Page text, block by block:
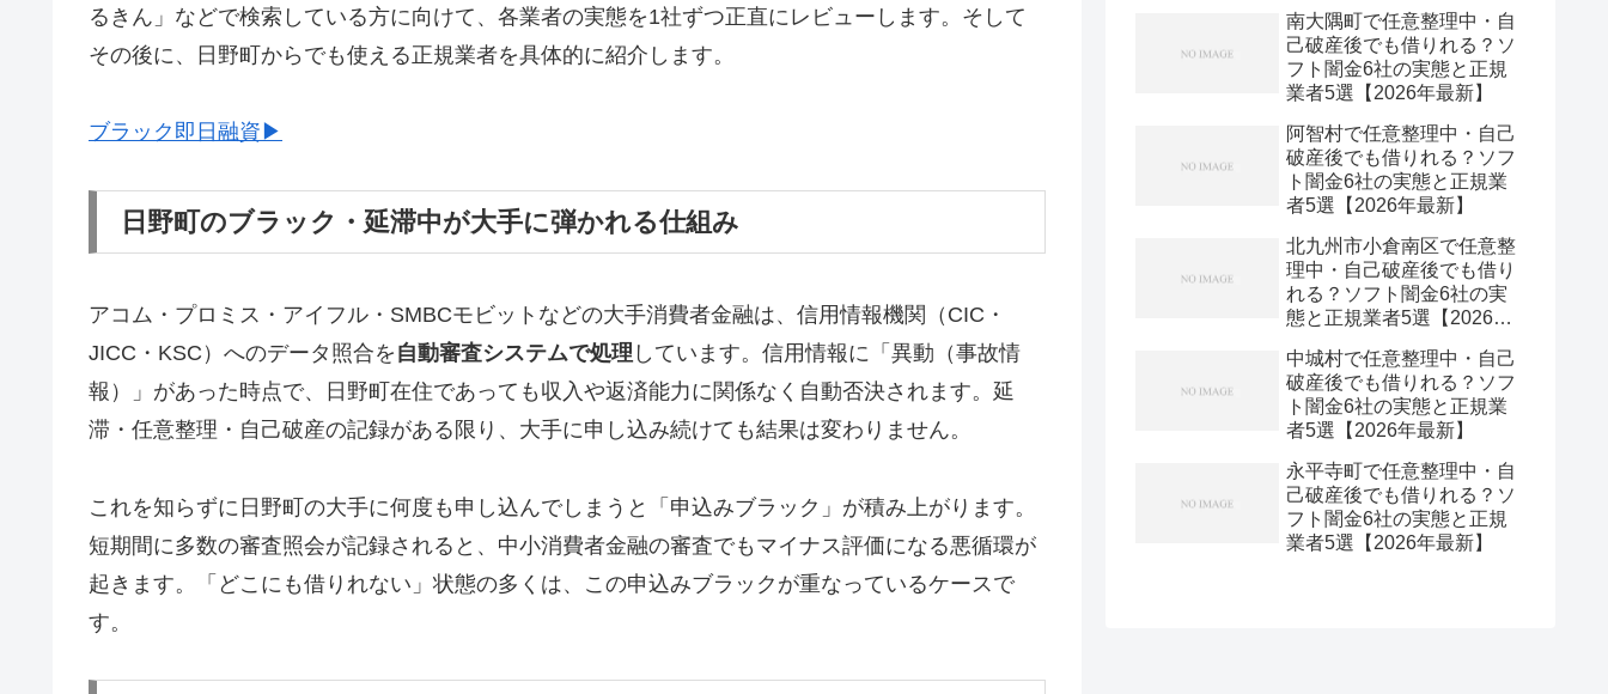
るきん」などで検索している方に向けて、各業者の実態を1社ずつ正直にレビューします。そして
その後に、日野町からでも使える正規業者を具体的に紹介します。
ブラック即日融資▶
日野町のブラック・延滞中が大手に弾かれる仕組み
アコム・プロミス・アイフル・SMBCモビットなどの大手消費者金融は、信用情報機関（CIC・
JICC・KSC）へのデータ照合を 自動審査システムで処理 しています。信用情報に「異動（事故情
報）」があった時点で、日野町在住であっても収入や返済能力に関係なく自動否決されます。延
滞・任意整理・自己破産の記録がある限り、大手に申し込み続けても結果は変わりません。
これを知らずに日野町の大手に何度も申し込んでしまうと「申込みブラック」が積み上がります。
短期間に多数の審査照会が記録されると、中小消費者金融の審査でもマイナス評価になる悪循環が
起きます。「どこにも借りれない」状態の多くは、この申込みブラックが重なっているケースで
す。
南大隅町で任意整理中・自
己破産後でも借りれる？ソ
フト闇金6社の実態と正規
業者5選【2026年最新】
阿智村で任意整理中・自己
破産後でも借りれる？ソフ
ト闇金6社の実態と正規業
者5選【2026年最新】
北九州市小倉南区で任意整
理中・自己破産後でも借り
れる？ソフト闇金6社の実
態と正規業者5選【2026年
中城村で任意整理中・自己
破産後でも借りれる？ソフ
ト闇金6社の実態と正規業
者5選【2026年最新】
永平寺町で任意整理中・自
己破産後でも借りれる？ソ
フト闇金6社の実態と正規
業者5選【2026年最新】